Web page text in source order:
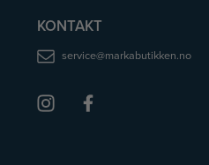
KONTAKT
service@markabutikken.no